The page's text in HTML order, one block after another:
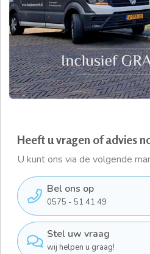
Heeft u vragen of advies
U kunt ons via de volgende
Bel ons op
0575 - 51 41 49
Stel uw vraag
wij helpen u graag!